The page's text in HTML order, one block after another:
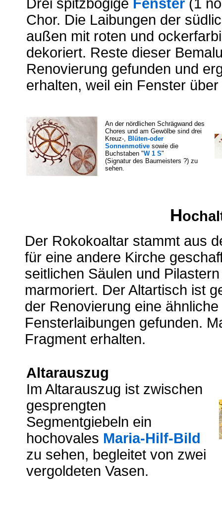
Drei spitzbogige Fenster (1
Chor. Die Laibungen der
außen mit roten und
dekoriert. Reste dieser
Renovierung gefunden und
erhalten, weil ein Fenster
An der nördlichen Schrägwand des
Chores und am Gewölbe sind drei
Kreuz-, Blüten-oder
Sonnenmotive sowie die
Buchstaben "W 1 S"
(Signatur des Baumeisters ?) zu
sehen.
H
Der Rokokoaltar stammt aus
für eine andere Kirche
seitlichen Säulen und
marmoriert. Der Altartisch ist
der Renovierung eine
Fensterlaibungen gefunden.
Fragment erhalten.
Altarauszug
Im Altarauszug ist zwischen
gesprengten
Segmentgiebeln ein
hochovales Maria-Hilf-Bild
zu sehen, begleitet von zwei
vergoldeten Vasen.